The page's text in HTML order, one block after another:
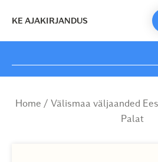
Skip
content
KE AJAKIRJANDUS
for:
Home / Välismaa väljaanded
Palat